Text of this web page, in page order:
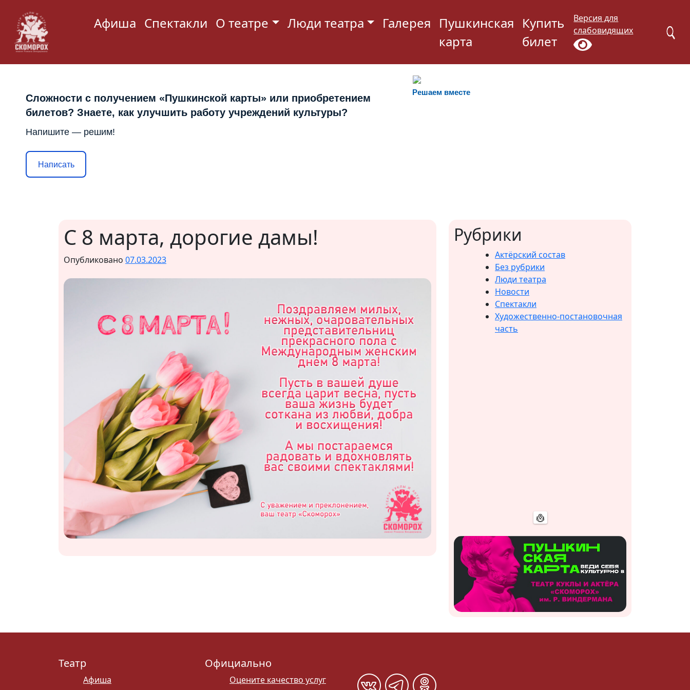
Афиша Спектакли О театре Люди театра Галерея Пушкинская
карта
Купить
билет
Версия для
слабовидящих
Решаем вместе
Сложности с получением «Пушкинской карты» или приобретением
билетов? Знаете, как улучшить работу учреждений культуры?
Напишите — решим!
Написать
С 8 марта, дорогие дамы!
Опубликовано 07.03.2023
Рубрики
Актёрский состав
Без рубрики
Люди театра
Новости
Спектакли
Художественно-постановочная
часть
Театр
Афиша
Официально
Оцените качество услуг